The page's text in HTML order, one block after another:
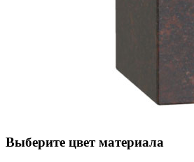
Выберите цвет материала